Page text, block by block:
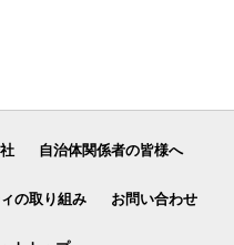
自治体関係者の皆様へ
の取り組み お問い合わせ